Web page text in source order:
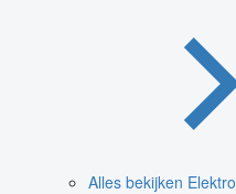
Alles bekijken